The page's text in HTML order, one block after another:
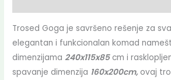
Trosed Goga je savršeno rešenje za
elegantan i funkcionalan komad
dimenzijama240x115x85 cm i
spavanje dimenzija 160x200cm,ovaj